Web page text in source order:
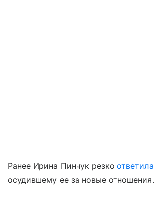
Ранее Ирина Пинчук резкоответила
осудившему ее за новые отношения.